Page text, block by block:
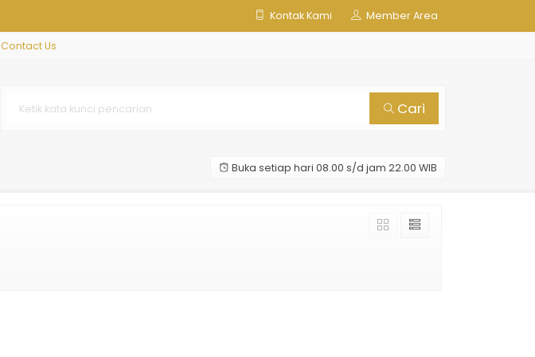
Kontak Kami Member Area
Contact Us
Cari
Buka setiap hari 08.00 s/d jam 22.00 WIB